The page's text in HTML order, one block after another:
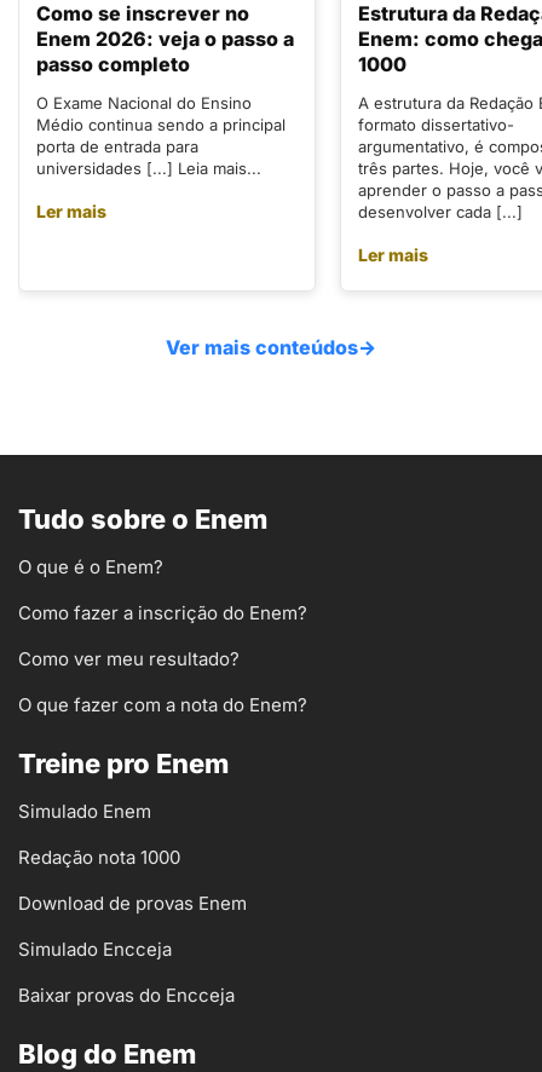
Como se inscrever no
Enem 2026: veja o passo a
passo completo
O Exame Nacional do Ensino
Médio continua sendo a principal
porta de entrada para
universidades [...] Leia mais...
Ler mais
Estrutura da
Enem: como
1000
A estrutura da Redação
formato dissertativo-
argumentativo, é
três partes. Hoje, você
aprender o passo a
desenvolver cada [...]
Ler mais
Ver mais conteúdos→
Tudo sobre o Enem
O que é o Enem?
Como fazer a inscrição do Enem?
Como ver meu resultado?
O que fazer com a nota do Enem?
Treine pro Enem
Simulado Enem
Redação nota 1000
Download de provas Enem
Simulado Encceja
Baixar provas do Encceja
Blog do Enem